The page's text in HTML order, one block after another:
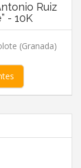
Ruiz
- 10K
(Granada)